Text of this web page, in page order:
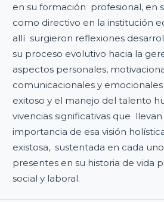
en su formación profesional, en
como directivo en la institución
allí surgieron reflexiones
su proceso evolutivo hacia la
aspectos personales,
comunicacionales y
exitoso y el manejo del talento
vivencias significativas que
importancia de esa visión
existosa, sustentada en cada
presentes en su historia de vida
social y laboral.